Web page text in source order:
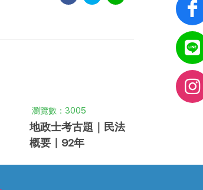
瀏覽數：3005
地政士考古題｜民法
概要｜92年